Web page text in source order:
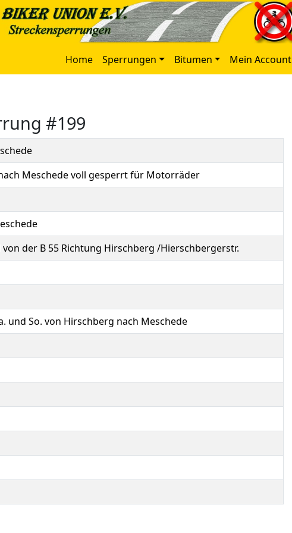
Home Sperrungen Bitumen Mein Account
#199
Meschede voll gesperrt für Motorräder
von der B 55 Richtung Hirschberg /Hierschbergerstr.
und So. von Hirschberg nach Meschede